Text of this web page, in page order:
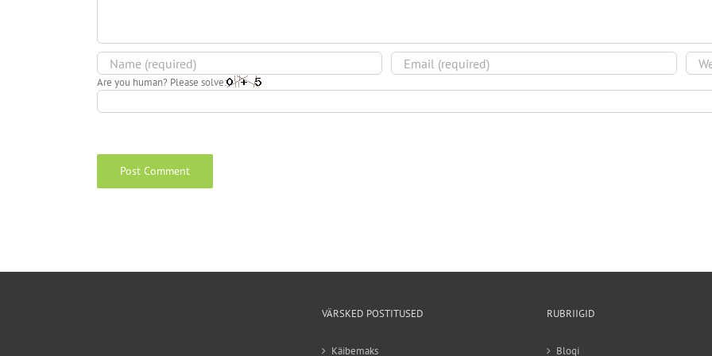
Are you human? Please solve:
VÄRSKED POSTITUSED
Käibemaks
RUBRIIGID
Blogi